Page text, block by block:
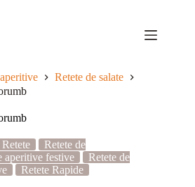
Retete de salate
Retete
Retete de
aperitive festive
Retete de
Retete Rapide